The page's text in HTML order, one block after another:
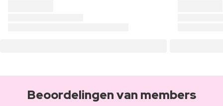
Beoordelingen van members